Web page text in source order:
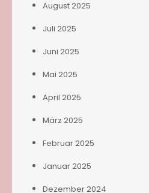
August 2025
Juli 2025
Juni 2025
Mai 2025
April 2025
März 2025
Februar 2025
Januar 2025
Dezember 2024